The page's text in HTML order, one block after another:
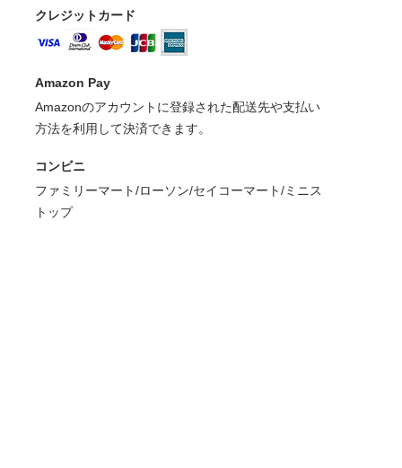
クレジットカード
Amazon Pay
Amazonのアカウントに登録された配送先や支払い
方法を利用して決済できます。
コンビニ
ファミリーマート/ローソン/セイコーマート/ミニス
トップ